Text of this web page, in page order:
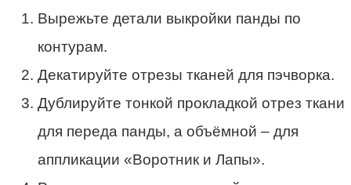
Вырежьте детали выкройки панды по
контурам.
Декатируйте отрезы тканей для пэчворка.
Дублируйте тонкой прокладкой отрез ткани
для переда панды, а объёмной – для
аппликации «Воротник и Лапы».